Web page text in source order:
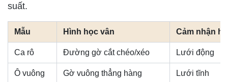
suất.
Mẫu Hình học vân Cảm nhận
Ca rô Đường gờ cắt chéo/xéo Lưới động
Ô vuông Gờ vuông thẳng hàng Lưới tĩnh